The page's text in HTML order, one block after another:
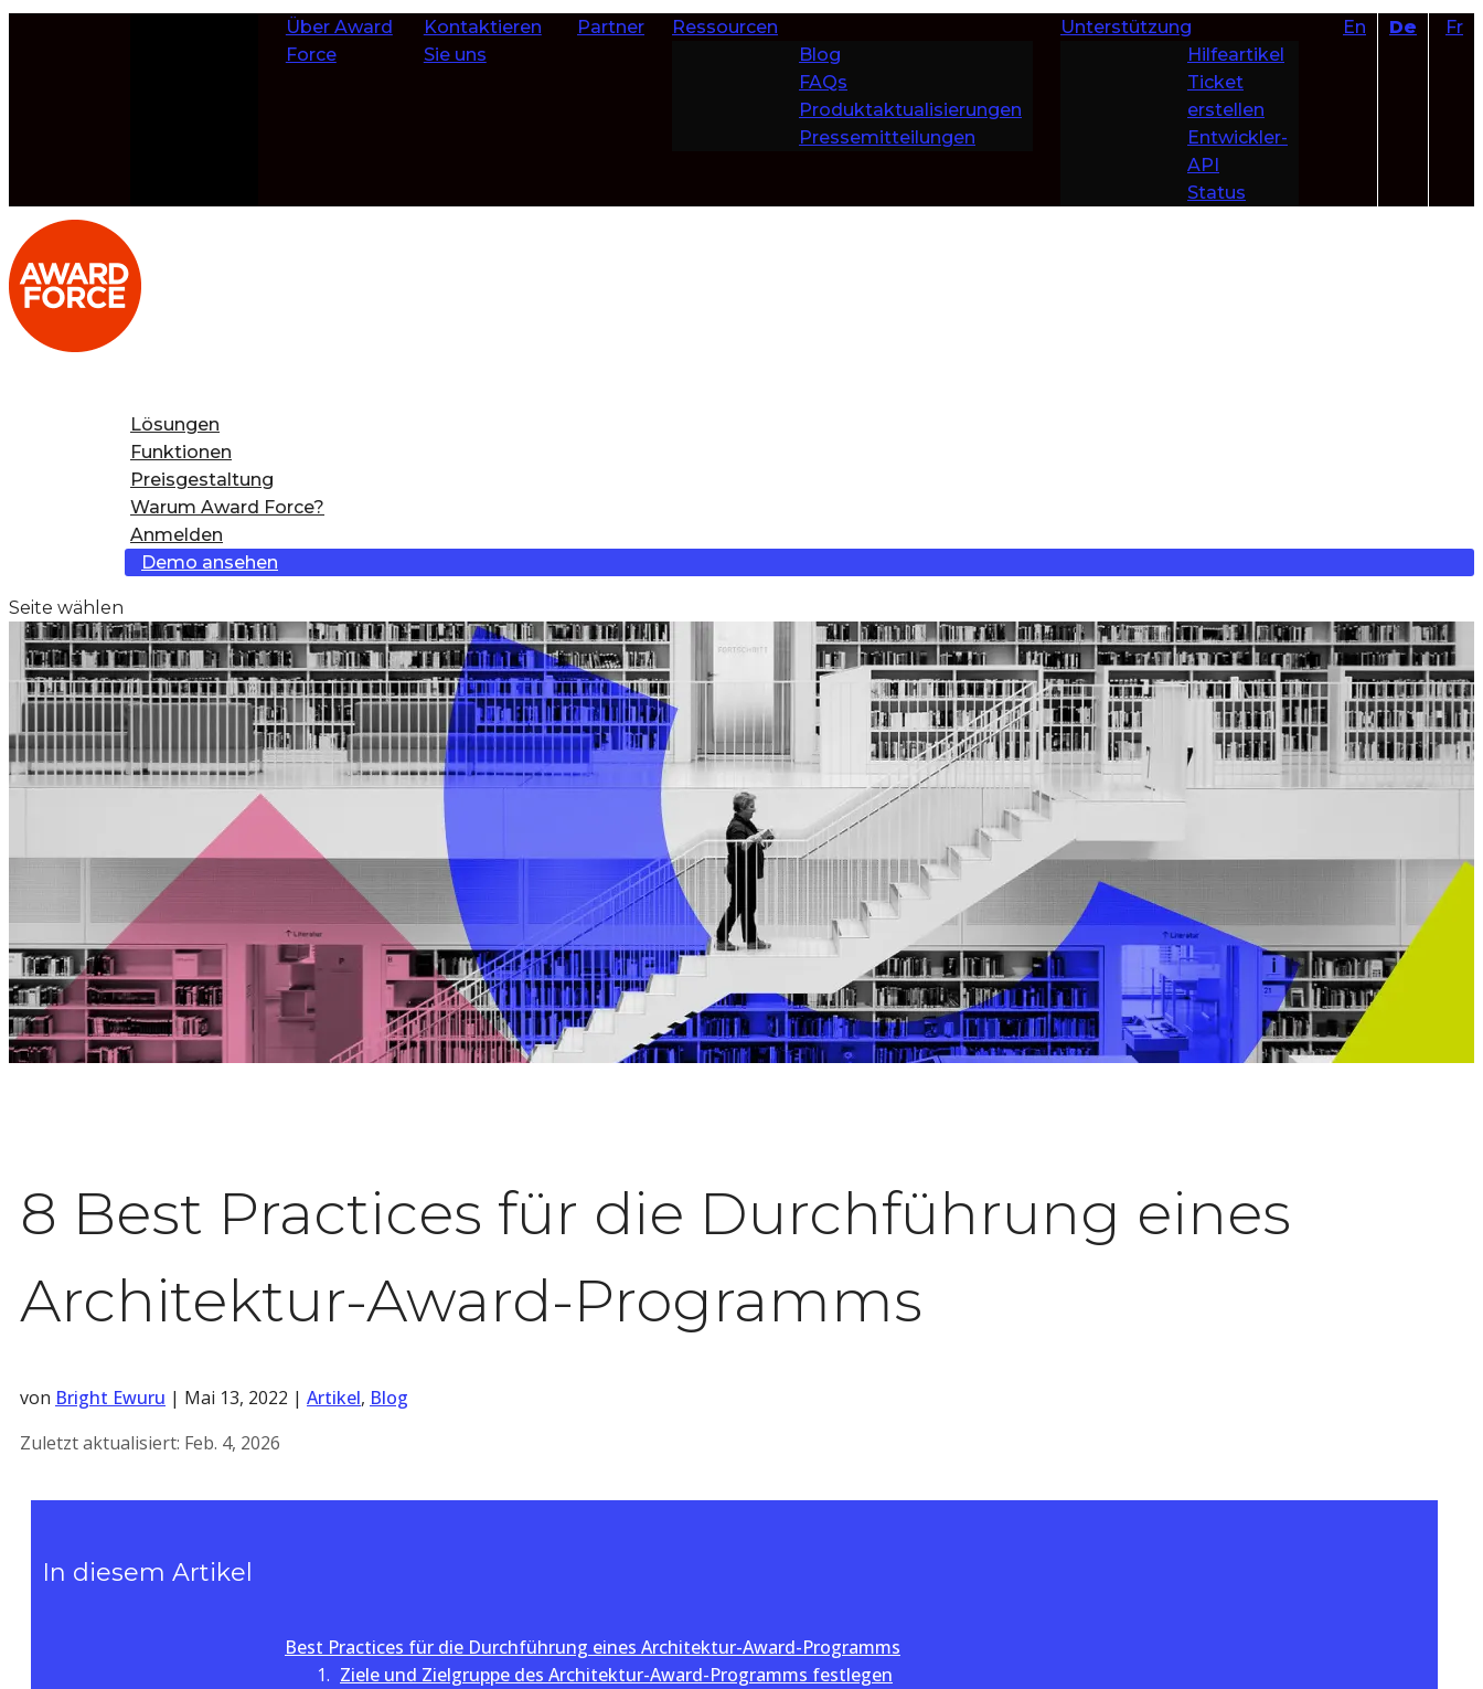
Über Award
Force
Kontaktieren
Sie uns
Partner
Ressourcen
Blog
FAQs
Produktaktualisierungen
Pressemitteilungen
Unterstützung
Hilfeartikel
Ticket
erstellen
Entwickler-
API
Status
Fr
En De
Lösungen
Funktionen
Preisgestaltung
Warum Award Force?
Anmelden
Demo ansehen
Seite wählen
8 Best Practices für die Durchführung eines
Architektur-Award-Programms
von Bright Ewuru | Mai 13, 2022 | Artikel, Blog
Zuletzt aktualisiert: Feb. 4, 2026
In diesem Artikel
Best Practices für die Durchführung eines Architektur-Award-Programms
Ziele und Zielgruppe des Architektur-Award-Programms festlegen